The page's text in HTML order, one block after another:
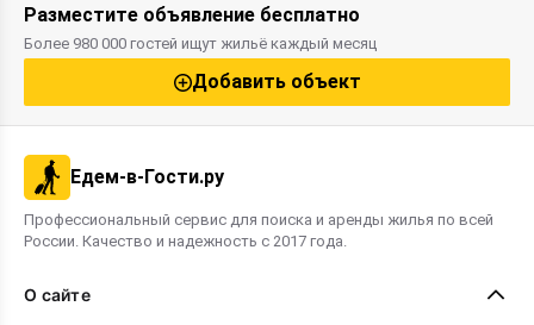
Разместите объявление бесплатно
Более 980 000 гостей ищут жильё каждый месяц
Добавить объект
Едем-в-Гости.ру
Профессиональный сервис для поиска и аренды жилья по всей
России. Качество и надежность с 2017 года.
О сайте